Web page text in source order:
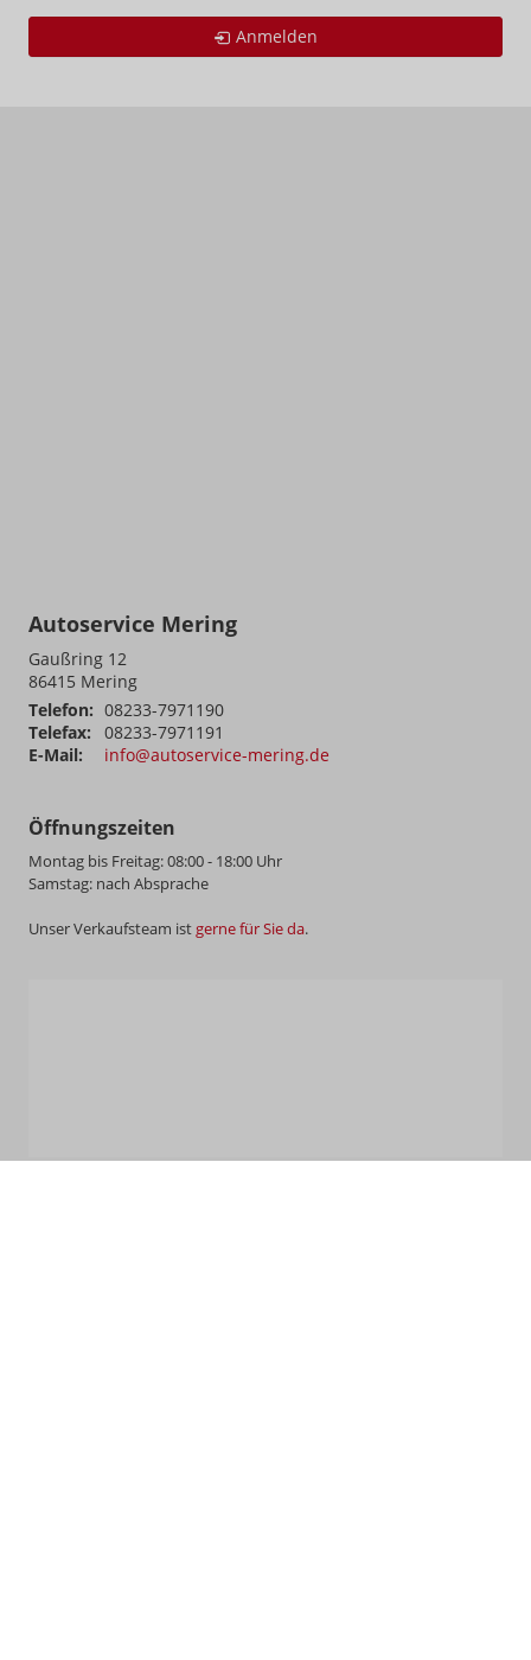
Anmelden
Autoservice Mering
Gaußring 12
86415 Mering
Telefon: 08233-7971190
Telefax:
08233-7971191
E-Mail:
info@autoservice-mering.de
Öffnungszeiten
Montag bis Freitag: 08:00 - 18:00 Uhr
Samstag: nach Absprache
Unser Verkaufsteam ist gerne für Sie da.